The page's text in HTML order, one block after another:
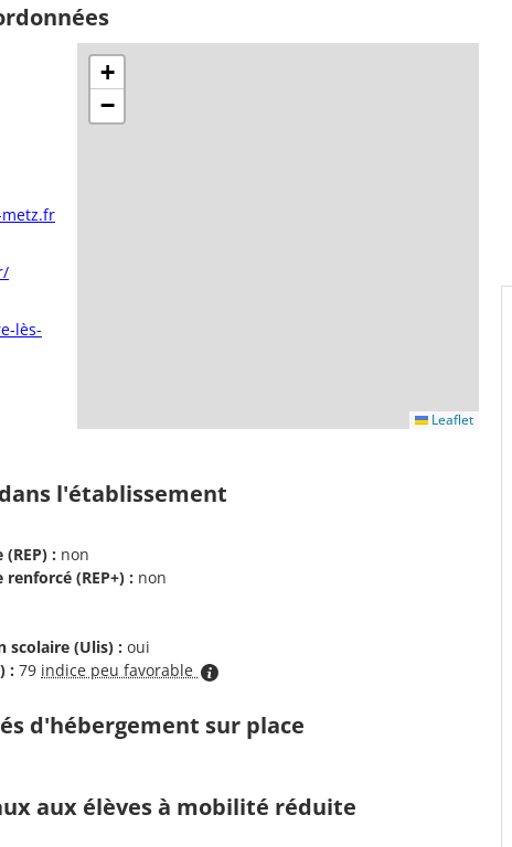
metz.fr
lès-
+
−
Leaflet
l'établissement
: non
(REP+) : non
scolaire (Ulis) : oui
: 79 indice peu favorable
d'hébergement sur place
aux élèves à mobilité réduite